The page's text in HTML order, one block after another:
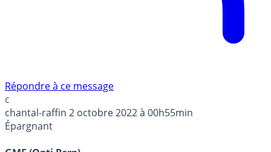
Répondre à ce message
c
chantal-raffin 2 octobre 2022 à 00h55min
Épargnant